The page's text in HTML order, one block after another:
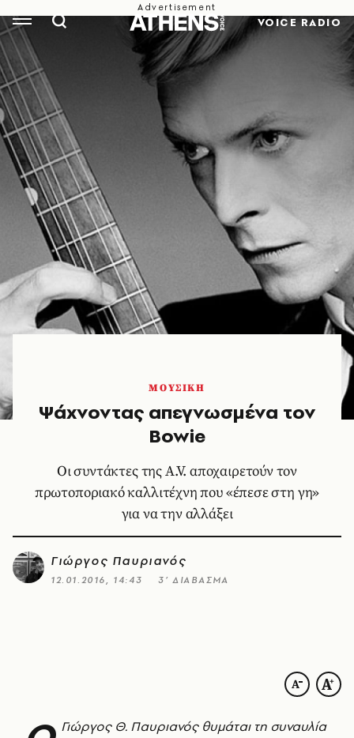
VOICE RADIO
ΜΟΥΣΙΚΗ
Ψάχνοντας απεγνωσμένα τον
Bowie
Οι συντάκτες της A.V. αποχαιρετούν τον
πρωτοποριακό καλλιτέχνη που «έπεσε στη γη»
για να την αλλάξει
Γιώργος Παυριανός
12.01.2016, 14:43 3’ ΔΙΑΒΑΣΜΑ
Γιώργος Θ. Παυριανός θυμάται τη συναυλία